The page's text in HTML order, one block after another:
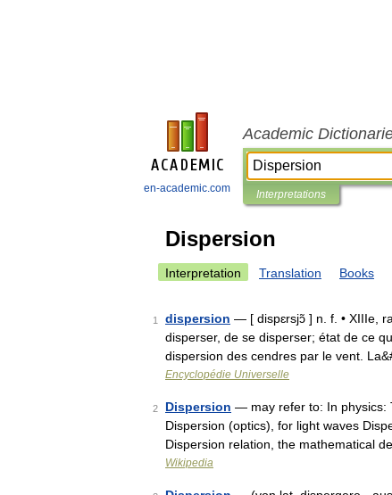
en-academic.com
Academic
Interpretations
Dispersion
Interpretation Translation Books
1 dispersion — [ dispɛrsjɔ̃ ] n. f. • XIIIe,
disperser, de se disperser; état de ce
dispersion des cendres par le vent.
Encyclopédie Universelle
2 Dispersion — may refer to: In physics:
Dispersion (optics), for light waves
Dispersion relation, the mathematical
Wikipedia